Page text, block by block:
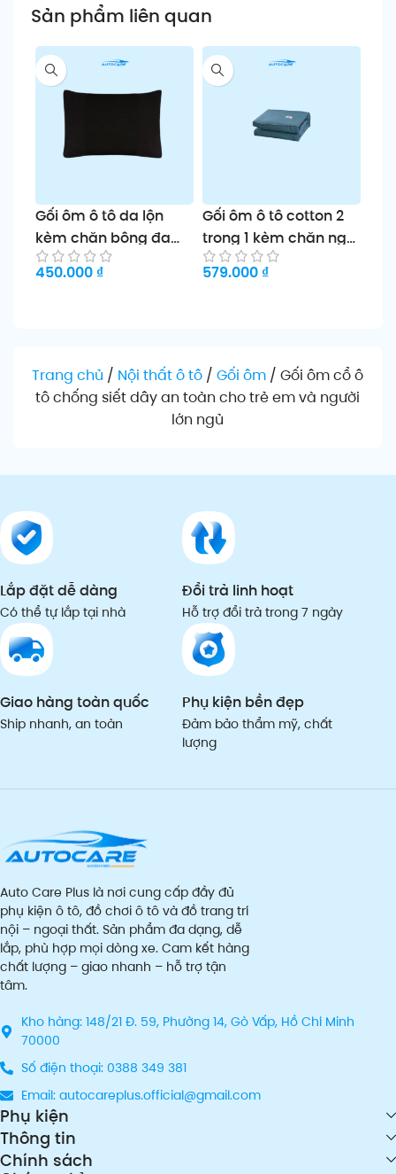
Sản phẩm liên quan
Gối ôm ô tô da lộn
kèm chăn bông đa
năng đệm tựa lưng
tiện dụng
450.000 ₫
Gối ôm ô tô cotton 2
trong 1 kèm chăn ngủ
trưa tiện lợi mẫu mới
579.000 ₫
Trang chủ / Nội thất ô tô /Gối ôm /Gối ôm cổ ô
tô chống siết dây an toàn cho trẻ em và người
lớn ngủ
Lắp đặt dễ dàng
Có thể tự lắp tại nhà
Đổi trả linh hoạt
Hỗ trợ đổi trả trong 7 ngày
Giao hàng toàn quốc
Ship nhanh, an toàn
Phụ kiện bền đẹp
Đảm bảo thẩm mỹ, chất
lượng
Auto Care Plus là nơi cung cấp đầy đủ
phụ kiện ô tô, đồ chơi ô tô và đồ trang trí
nội – ngoại thất. Sản phẩm đa dạng, dễ
lắp, phù hợp mọi dòng xe. Cam kết hàng
chất lượng – giao nhanh – hỗ trợ tận
tâm.
Kho hàng: 148/21 Đ. 59, Phường 14, Gò Vấp, Hồ Chí Minh
70000
Số điện thoại: 0388 349 381
Email: autocareplus.official@gmail.com
Phụ kiện
Thông tin
Chính sách